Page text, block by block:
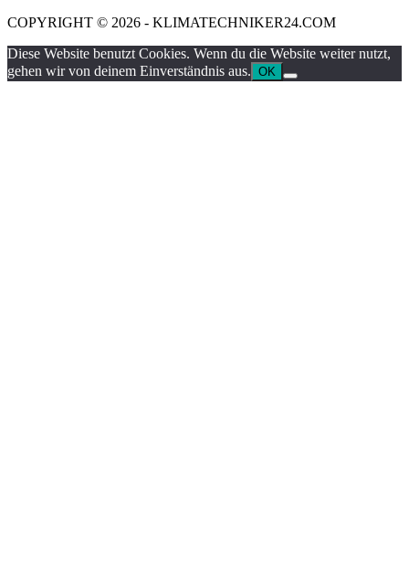
COPYRIGHT © 2026 - KLIMATECHNIKER24.COM
Diese Website benutzt Cookies. Wenn du die Website weiter nutzt,
gehen wir von deinem Einverständnis aus. OK